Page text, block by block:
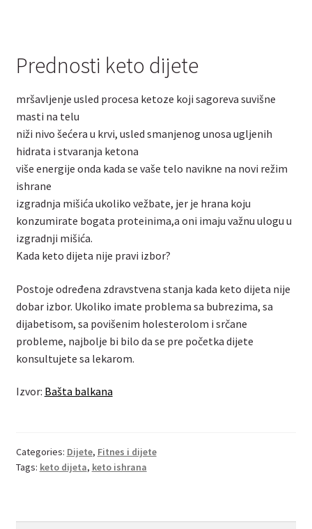
Prednosti keto dijete
mršavljenje usled procesa ketoze koji sagoreva suvišne
masti na telu
niži nivo šećera u krvi, usled smanjenog unosa ugljenih
hidrata i stvaranja ketona
više energije onda kada se vaše telo navikne na novi režim
ishrane
izgradnja mišića ukoliko vežbate, jer je hrana koju
konzumirate bogata proteinima,a oni imaju važnu ulogu u
izgradnji mišića.
Kada keto dijeta nije pravi izbor?
Postoje određena zdravstvena stanja kada keto dijeta nije
dobar izbor. Ukoliko imate problema sa bubrezima, sa
dijabetisom, sa povišenim holesterolom i srčane
probleme, najbolje bi bilo da se pre početka dijete
konsultujete sa lekarom.
Izvor: Bašta balkana
Categories: Dijete, Fitnes i dijete
Tags: keto dijeta, keto ishrana